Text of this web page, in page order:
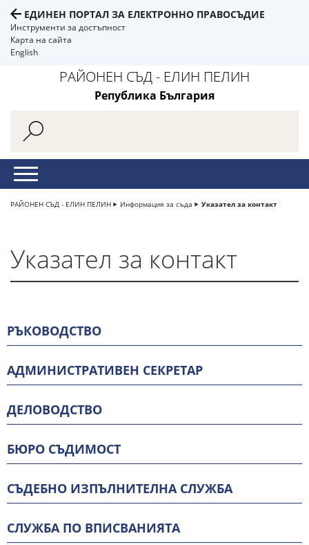
ЕДИНЕН ПОРТАЛ ЗА ЕЛЕКТРОННО ПРАВОСЪДИЕ
Инструменти за достъпност
Карта на сайта
English
РАЙОНЕН СЪД - ЕЛИН ПЕЛИН
Република България
РАЙОНЕН СЪД - ЕЛИН ПЕЛИН Информация за съда Указател за контакт
Указател за контакт
РЪКОВОДСТВО
АДМИНИСТРАТИВЕН СЕКРЕТАР
ДЕЛОВОДСТВО
БЮРО СЪДИМОСТ
СЪДЕБНО ИЗПЪЛНИТЕЛНА СЛУЖБА
СЛУЖБА ПО ВПИСВАНИЯТА